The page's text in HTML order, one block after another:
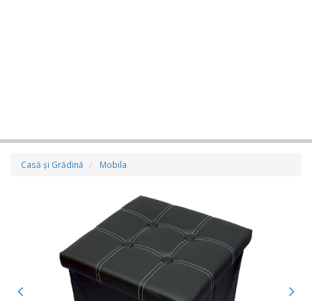
Casă şi Grădină Mobila